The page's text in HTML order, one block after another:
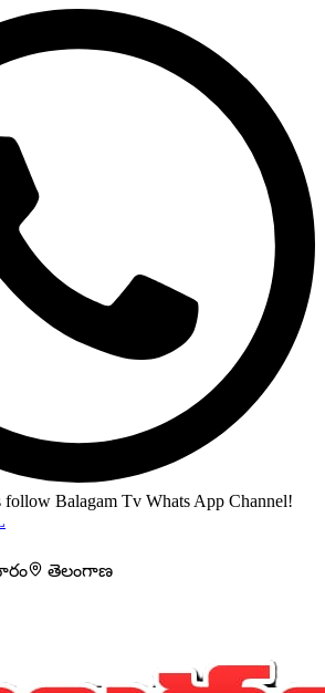
follow Balagam Tv Whats App Channel!
తెలంగాణ